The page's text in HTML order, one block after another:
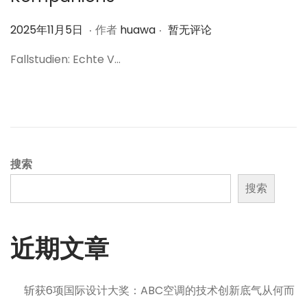
作
2025年11月5日 2
2
日
. 作者 huawa . 暂无评论
Fallstudien: Echte V…
搜索
搜索
近期文章
斩获6项国际设计大奖：ABC空调的技术创新底气从何而